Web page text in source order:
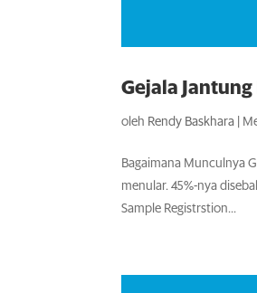
Gejala
oleh Rendy Baskhara
Bagaimana Munculnya
menular. 45%-nya
Sample Registrstion...